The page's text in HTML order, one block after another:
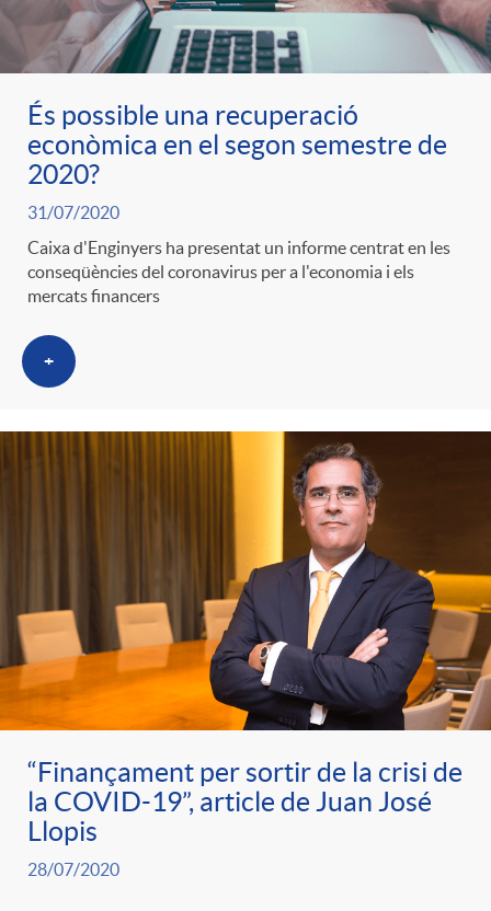
r
a
S
a
l
p
r
e
n
ó
p
e
r
c
a
t
o
r
e
t
e
n
i
d
o
A
l
a
F
i
l
c
a
d
o
e
c
o
n
t
És possible una recuperació
econòmica en el segon semestre de
2020?
31/07/2020
Caixa d'Enginyers ha presentat un informe centrat en les
conseqüències del coronavirus per a l'economia i els
mercats financers
+
“Finançament per sortir de la crisi de
la COVID-19”, article de Juan José
Llopis
28/07/2020